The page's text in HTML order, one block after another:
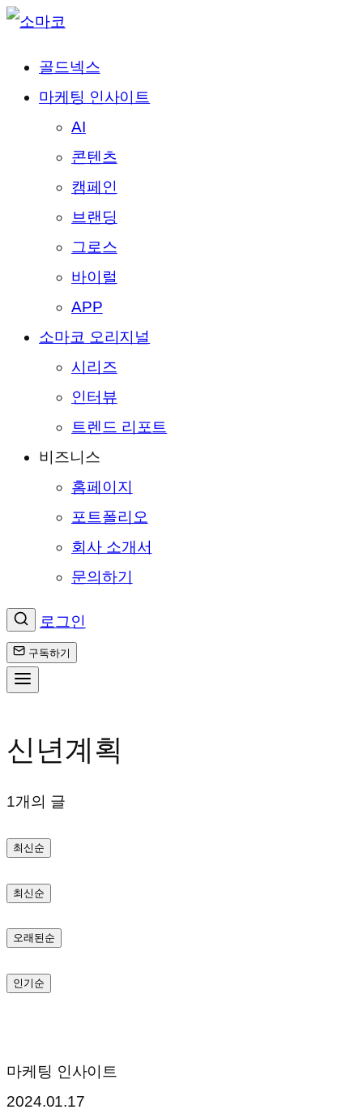
골드넥스
마케팅 인사이트
AI
콘텐츠
캠페인
브랜딩
그로스
바이럴
APP
소마코 오리지널
시리즈
인터뷰
트렌드 리포트
비즈니스
홈페이지
포트폴리오
회사 소개서
문의하기
로그인
구독하기
텐
로
로
가
신년계획
1개의 글
최신순
최신순
오래된순
인기순
마케팅 인사이트
2024.01.17